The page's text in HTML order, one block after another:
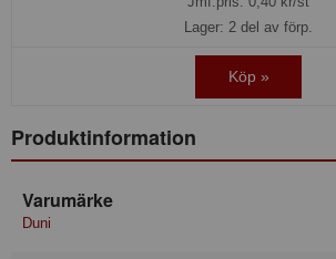
Lager: 2 del av förp.
Köp »
Produktinformation
Varumärke
Duni